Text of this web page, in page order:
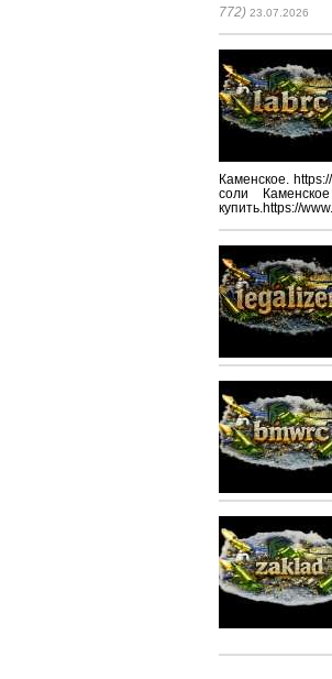
772) 23.07.2026
Каменское.
соли
купить.https://